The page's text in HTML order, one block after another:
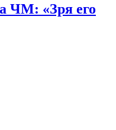
ЧМ: «Зря его